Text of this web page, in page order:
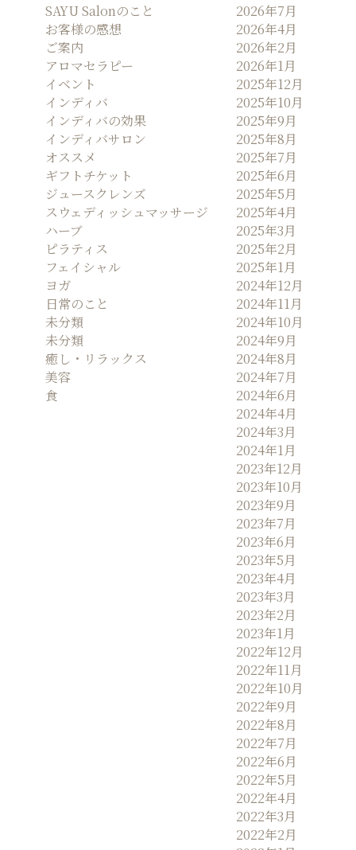
SAYU Salonのこと
お客様の感想
ご案内
アロマセラピー
イベント
インディバ
インディバの効果
インディバサロン
オススメ
ギフトチケット
ジュースクレンズ
スウェディッシュマッサージ
ハーブ
ピラティス
フェイシャル
ヨガ
日常のこと
未分類
未分類
癒し・リラックス
美容
食
2026年7月
2026年4月
2026年2月
2026年1月
2025年12月
2025年10月
2025年9月
2025年8月
2025年7月
2025年6月
2025年5月
2025年4月
2025年3月
2025年2月
2025年1月
2024年12月
2024年11月
2024年10月
2024年9月
2024年8月
2024年7月
2024年6月
2024年4月
2024年3月
2024年1月
2023年12月
2023年10月
2023年9月
2023年7月
2023年6月
2023年5月
2023年4月
2023年3月
2023年2月
2023年1月
2022年12月
2022年11月
2022年10月
2022年9月
2022年8月
2022年7月
2022年6月
2022年5月
2022年4月
2022年3月
2022年2月